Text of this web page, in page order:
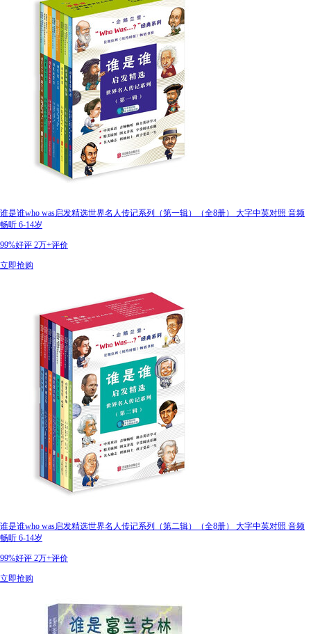
谁是谁who was启发精选世界名人传记系列（第一辑）（全8册） 大字中英对照 音频
畅听 6-14岁
99%好评 2万+评价
立即抢购
谁是谁who was启发精选世界名人传记系列（第二辑）（全8册） 大字中英对照 音频
畅听 6-14岁
99%好评 2万+评价
立即抢购